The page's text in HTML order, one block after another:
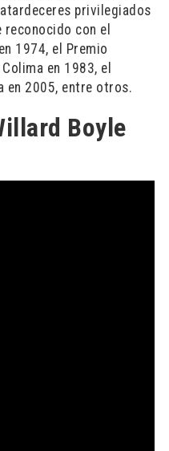
privilegiados
con el
1974, el Premio
en 1983, el
en 2005, entre otros.
Boyle